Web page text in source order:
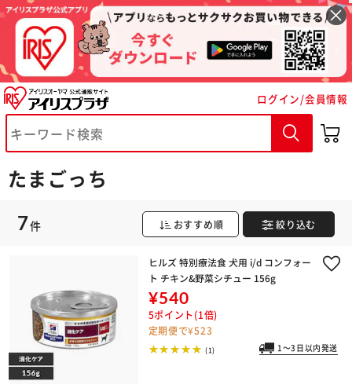
ログイン/会員情報
たまごっち
7件 おすすめ順 絞り込む
ヒルズ 特別療法食 犬用 i/d コンフォー
ト チキン&野菜シチュー 156g
¥540
5ポイント(1倍)
定期便で¥523
(1) 1～3日以内発送
※ご確認ください
カートに入れる 購入手続きへ